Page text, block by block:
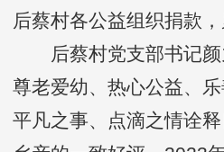
后蔡村各公益组织捐款，
后蔡村党支部书记颜
尊老爱幼、热心公益、
平凡之事、点滴之情诠